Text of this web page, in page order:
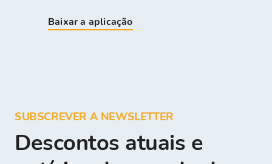
Baixar a aplicação
SUBSCREVER A NEWSLETTER
Descontos atuais e